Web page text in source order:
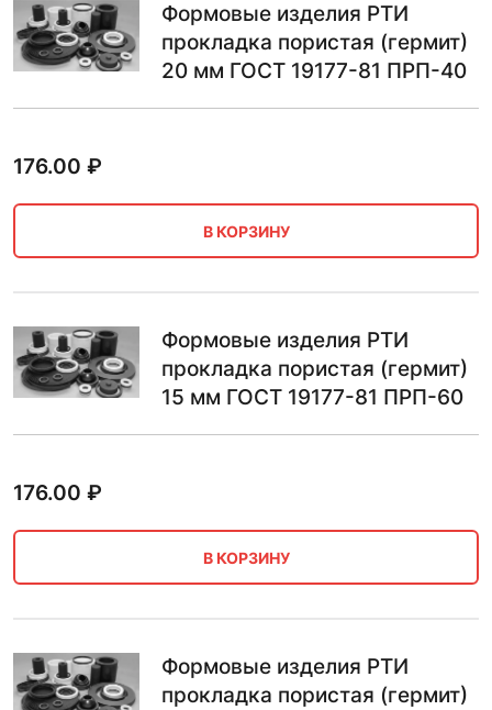
Формовые изделия РТИ
прокладка пористая (гермит)
20 мм ГОСТ 19177-81 ПРП-40
176.00 ₽
В КОРЗИНУ
Формовые изделия РТИ
прокладка пористая (гермит)
15 мм ГОСТ 19177-81 ПРП-60
176.00 ₽
В КОРЗИНУ
Формовые изделия РТИ
прокладка пористая (гермит)